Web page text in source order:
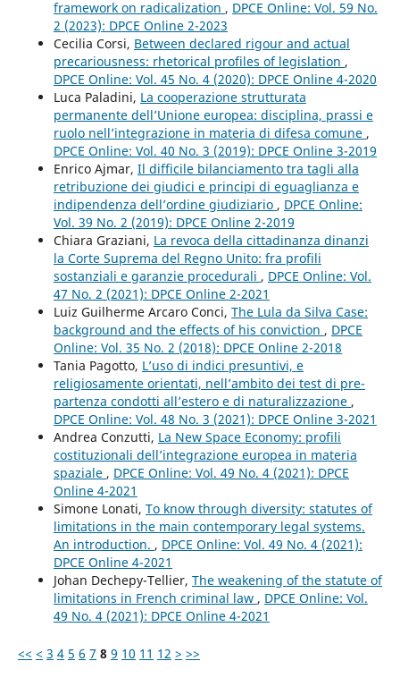
framework on radicalization , DPCE Online: Vol. 59 No.
2 (2023): DPCE Online 2-2023
Cecilia Corsi, Between declared rigour and actual
precariousness: rhetorical profiles of legislation ,
DPCE Online: Vol. 45 No. 4 (2020): DPCE Online 4-2020
Luca Paladini, La cooperazione strutturata
permanente dell’Unione europea: disciplina, prassi e
ruolo nell’integrazione in materia di difesa comune ,
DPCE Online: Vol. 40 No. 3 (2019): DPCE Online 3-2019
Enrico Ajmar, Il difficile bilanciamento tra tagli alla
retribuzione dei giudici e principi di eguaglianza e
indipendenza dell’ordine giudiziario , DPCE Online:
Vol. 39 No. 2 (2019): DPCE Online 2-2019
Chiara Graziani, La revoca della cittadinanza dinanzi
la Corte Suprema del Regno Unito: fra profili
sostanziali e garanzie procedurali , DPCE Online: Vol.
47 No. 2 (2021): DPCE Online 2-2021
Luiz Guilherme Arcaro Conci, The Lula da Silva Case:
background and the effects of his conviction , DPCE
Online: Vol. 35 No. 2 (2018): DPCE Online 2-2018
Tania Pagotto, L’uso di indici presuntivi, e
religiosamente orientati, nell’ambito dei test di pre-
partenza condotti all’estero e di naturalizzazione ,
DPCE Online: Vol. 48 No. 3 (2021): DPCE Online 3-2021
Andrea Conzutti, La New Space Economy: profili
costituzionali dell’integrazione europea in materia
spaziale , DPCE Online: Vol. 49 No. 4 (2021): DPCE
Online 4-2021
Simone Lonati, To know through diversity: statutes of
limitations in the main contemporary legal systems.
An introduction. , DPCE Online: Vol. 49 No. 4 (2021):
DPCE Online 4-2021
Johan Dechepy-Tellier, The weakening of the statute of
limitations in French criminal law , DPCE Online: Vol.
49 No. 4 (2021): DPCE Online 4-2021
<< < 3 4 5 6 7 8 9 10 11 12 > >>